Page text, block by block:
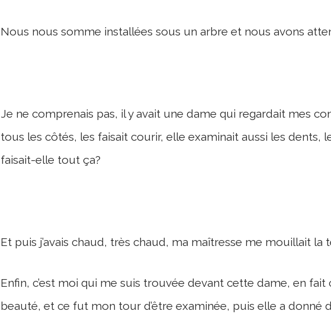
Nous nous somme installées sous un arbre et nous avons
Je ne comprenais pas, il y avait une dame qui regardait mes
tous les côtés, les faisait courir, elle examinait aussi les dents,
faisait-elle tout ça?
Et puis j’avais chaud, très chaud, ma maîtresse me mouillait
Enfin, c’est moi qui me suis trouvée devant cette dame, en fait
beauté, et ce fut mon tour d’être examinée, puis elle a donné